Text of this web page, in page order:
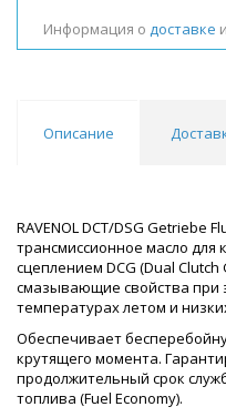
Информация о доставке и
Описание
RAVENOL DCT/DSG Getriebe
трансмиссионное масло
сцеплением DCG (Dual
смазывающие свойства при
температурах летом и
Обеспечивает
крутящего момента.
продолжительный срок
топлива (Fuel Economy).